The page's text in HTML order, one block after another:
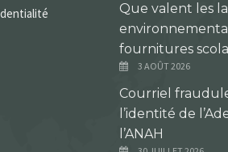
Que valent les
fournitures
3 AOÛT 2026
Courriel
l’identité de
l’ANAH